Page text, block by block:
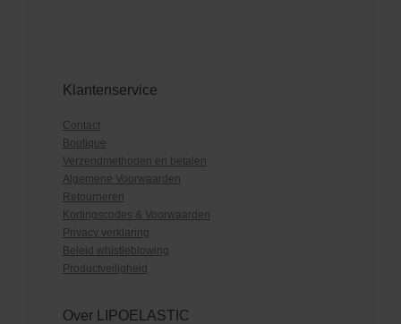
Klantenservice
Contact
Boutique
Verzendmethoden en betalen
Algemene Voorwaarden
Retourneren
Kortingscodes & Voorwaarden
Privacy verklaring
Beleid whistleblowing
Productveiligheid
Over LIPOELASTIC